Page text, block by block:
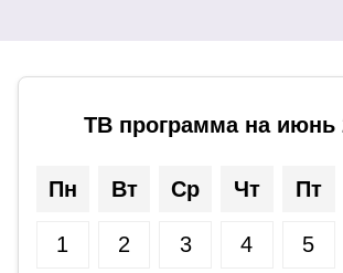
ТВ программа на июнь
Пн Вт Ср Чт Пт
1 2 3 4 5